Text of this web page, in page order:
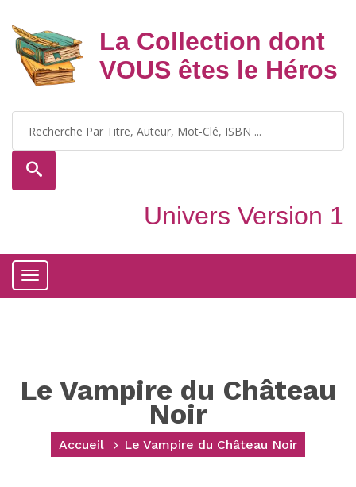
La Collection dont
VOUS êtes le Héros
Univers Version 1
Toggle
Le Vampire du Château
Noir
Accueil Le Vampire du Château Noir